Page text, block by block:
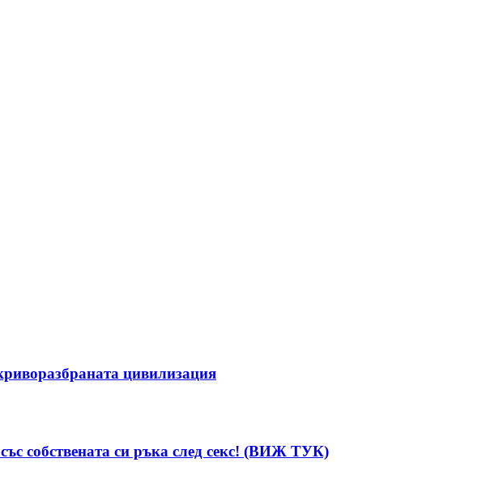
цивилизация
собствената си ръка след секс! (ВИЖ ТУК)